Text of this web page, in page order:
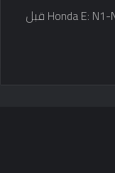
تقول هوندا ماليزيا إنها تلقت 200 حجز لـ Honda E: N1-N1 قبل